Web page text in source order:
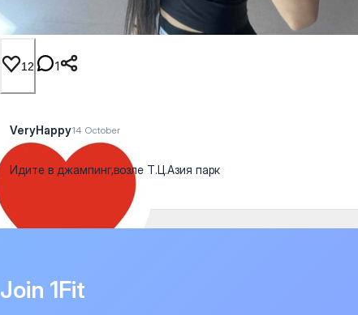
12 1
VeryHappy14 October
Идите в джампинг,возле Т.Ц.Азия парк
Join 1Fit